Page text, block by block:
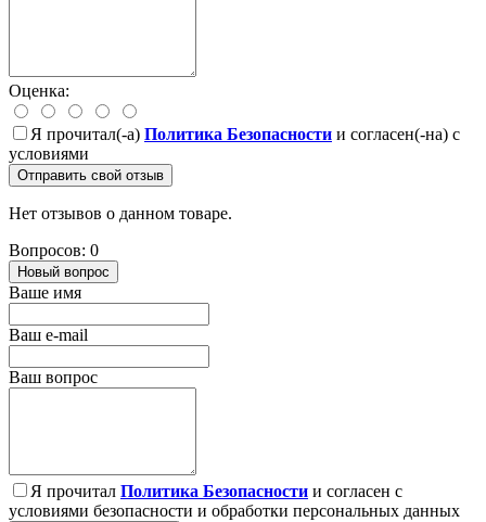
Оценка:
Я прочитал(-а) Политика Безопасности и согласен(-на) с
условиями
Отправить свой отзыв
Нет отзывов о данном товаре.
Вопросов: 0
Новый вопрос
Ваше имя
Ваш e-mail
Ваш вопрос
Я прочитал Политика Безопасности и согласен с
условиями безопасности и обработки персональных данных